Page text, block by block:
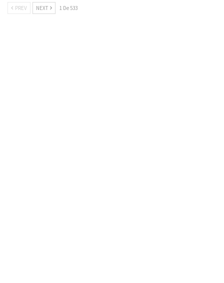
PREV NEXT 1 De 533